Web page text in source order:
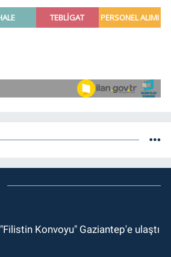
"Filistin Konvoyu" Gaziantep'e ulaştı